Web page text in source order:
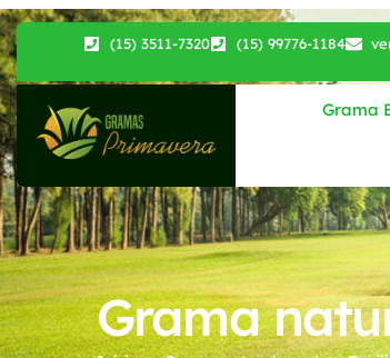
(15) 3511-7320 (15) 99776-1184
Grama
Grama